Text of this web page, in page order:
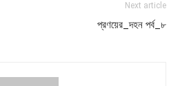
Next article
প্রণয়ের_দহন পর্ব_৮